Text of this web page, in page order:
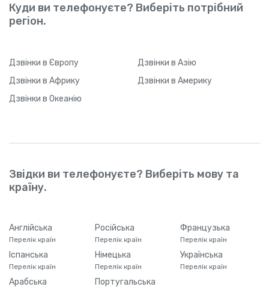
Куди ви телефонуєте? Виберіть потрібний
регіон.
Дзвінки в Європу Дзвінки в Азію
Дзвінки в Африку Дзвінки в Америку
Дзвінки в Океанію
Звідки ви телефонуєте? Виберіть мову та
країну.
Англійська
Перелік країн
Російська
Перелік країн
Французька
Перелік країн
Іспанська
Перелік країн
Німецька
Перелік країн
Українська
Перелік країн
Арабська Португальська